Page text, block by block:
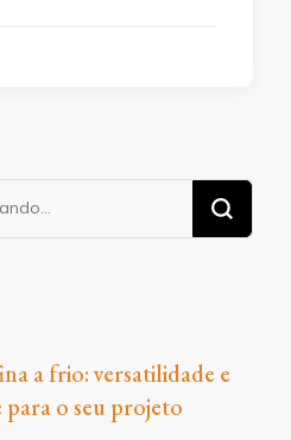
a frio: versatilidade e
o seu projeto